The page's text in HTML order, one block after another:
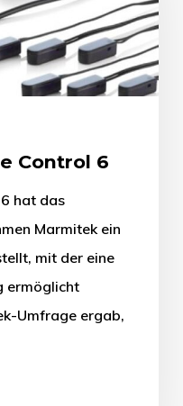
Control 6
hat das
Marmitek ein
mit der eine
ermöglicht
Umfrage ergab,